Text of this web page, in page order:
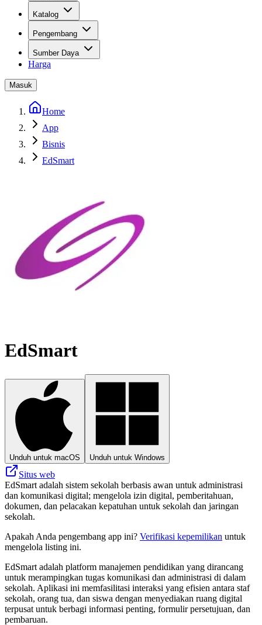
Katalog
Pengembang
Sumber Daya
Harga
Masuk
Home
App
Bisnis
EdSmart
EdSmart
Unduh untuk macOS Unduh untuk Windows
Situs web
EdSmart adalah sistem sekolah berbasis awan untuk administrasi
dan komunikasi digital; mengelola izin digital, pemberitahuan,
dokumen, dan pelacakan kepatuhan untuk sekolah dan jaringan
sekolah.
Apakah Anda pengembang app ini? Verifikasi kepemilikan untuk
mengelola listing ini.
EdSmart adalah platform manajemen pendidikan yang dirancang
untuk merampingkan tugas komunikasi dan administrasi di dalam
sekolah. Aplikasi ini memfasilitasi interaksi yang efisien antara staf
sekolah, orang tua, dan siswa dengan menyediakan ruang digital
terpusat untuk berbagi informasi penting, formulir persetujuan, dan
pembaruan.